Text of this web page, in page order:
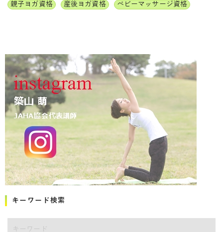
親子ヨガ資格
産後ヨガ資格 ベビーマッサージ資格
キーワード検索